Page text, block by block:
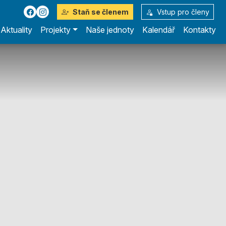
Staň se členem Vstup pro členy
Aktuality Projekty Naše jednoty Kalendář Kontakty